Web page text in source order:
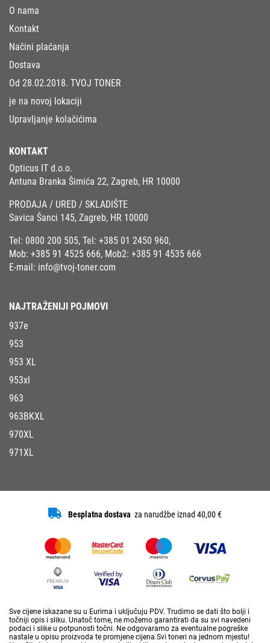
O nama
Kontakt
Načini plaćanja
Dostava
Od 28.02.2018. TVOJ TONER
je na novoj lokaciji
Upravljanje kolačićima
KONTAKT
Opticus IT d.o.o.
Antuna Branka Šimića 22, Zagreb, HR 10000
PRODAJA / URED / SKLADIŠTE
Savica Šanci 145, Zagreb, HR 10000
Tel: 0800 200 505, Tel: +385 01 2450 960,
Mob: +385 91 4525 666, Mob2: +385 91 4535 666
E-mail: info@tvoj-toner.com
NAJTRAŽENIJI POJMOVI
937e
953
953 XL
953xl
963
963BKXL
970XL
971XL
Besplatna dostava za narudžbe iznad 40,00 €
Sve cijene iskazane su u Eurima i uključuju PDV. Trudimo se dati što bolji i
točniji opis i sliku. Unatoč tome, ne možemo garantirati da su svi navedeni
podaci i slike u potpunosti točni. Ne odgovaramo za eventualne pogreške
nastale u opisu proizvoda te promjene cijena.Svi toneri na jednom mjestu!